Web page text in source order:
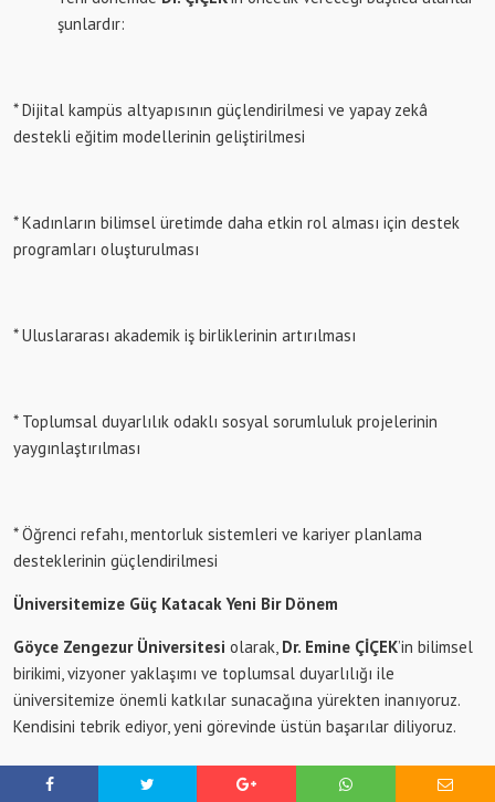
şunlardır:
* Dijital kampüs altyapısının güçlendirilmesi ve yapay zekâ
destekli eğitim modellerinin geliştirilmesi
* Kadınların bilimsel üretimde daha etkin rol alması için destek
programları oluşturulması
* Uluslararası akademik iş birliklerinin artırılması
* Toplumsal duyarlılık odaklı sosyal sorumluluk projelerinin
yaygınlaştırılması
* Öğrenci refahı, mentorluk sistemleri ve kariyer planlama
desteklerinin güçlendirilmesi
Üniversitemize Güç Katacak Yeni Bir Dönem
Göyce Zengezur Üniversitesi olarak, Dr. Emine ÇİÇEK’in bilimsel
birikimi, vizyoner yaklaşımı ve toplumsal duyarlılığı ile
üniversitemize önemli katkılar sunacağına yürekten inanıyoruz.
Kendisini tebrik ediyor, yeni görevinde üstün başarılar diliyoruz.